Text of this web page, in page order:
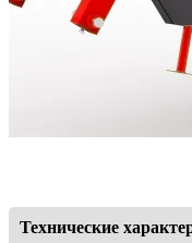
Технические